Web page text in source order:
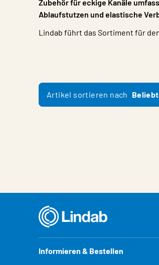
Zubehör für eckige Kanäle
Ablaufstutzen und elastische
Lindab führt das Sortiment für
Artikel sortieren nach
Informieren & Bestellen